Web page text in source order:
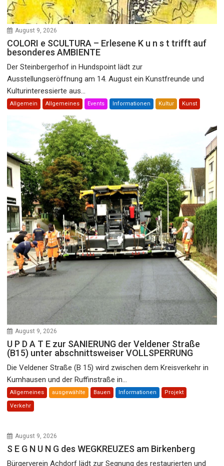
August 9, 2026
COLORI e SCULTURA – Erlesene K u n s t trifft auf
besonderes AMBIENTE
Der Steinbergerhof in Hundspoint lädt zur
Ausstellungseröffnung am 14. August ein Kunstfreunde und
Kulturinteressierte aus...
Allgemein Allgemeines Events Informationen Kultur Kunst
August 9, 2026
U P D A T E zur SANIERUNG der Veldener Straße
(B15) unter abschnittsweiser VOLLSPERRUNG
Die Veldener Straße (B 15) wird zwischen dem Kreisverkehr in
Kumhausen und der Ruffinstraße in...
Allgemeines ausgewählte Bauen Informationen Projekt
Verkehr
August 9, 2026
S E G N U N G des WEGKREUZES am Birkenberg
Bürgerverein Achdorf lädt zur Segnung des restaurierten und